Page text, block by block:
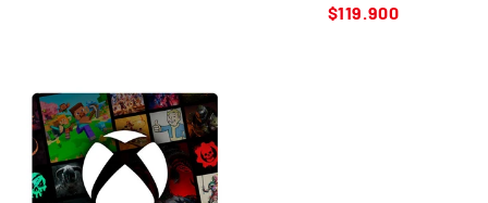
Precio
$119.900